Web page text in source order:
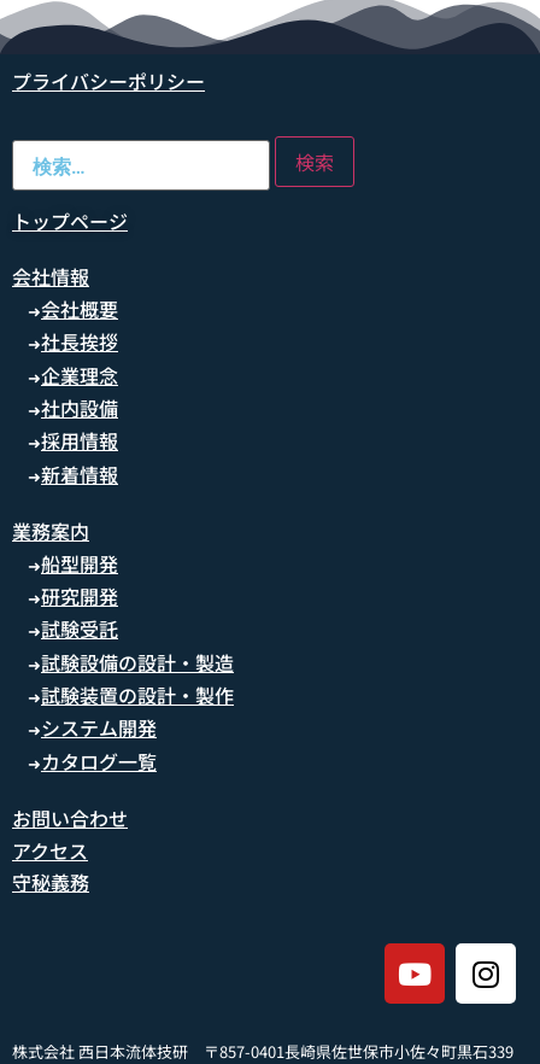
プライバシーポリシー
トップページ
会社情報
➜会社概要
➜社長挨拶
➜企業理念
➜社内設備
➜採用情報
➜新着情報
業務案内
➜船型開発
➜研究開発
➜試験受託
➜試験設備の設計・製造
➜試験装置の設計・製作
➜システム開発
➜カタログ一覧
お問い合わせ
アクセス
守秘義務
株式会社 西日本流体技研 〒857-0401長崎県佐世保市小佐々町黒石339